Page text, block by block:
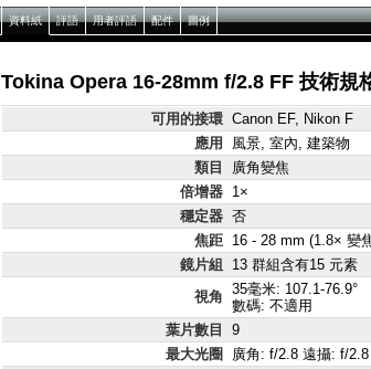
資料紙 評語 用者評語 配件 圖例
Tokina Opera 16-28mm f/2.8 FF 技術規
可用的接環 Canon EF, Nikon F
應用
風景, 室內, 建築物
類目
廣角變焦
倍增器 1×
穩定器 否
焦距 16 - 28 mm (1.8× 變
鏡片組
13 群組含有15 元素
視角 35毫米: 107.1-76.9°
數碼: 不適用
葉片數目
9
最大光圈
廣角: f/2.8 遠攝: f/2.8